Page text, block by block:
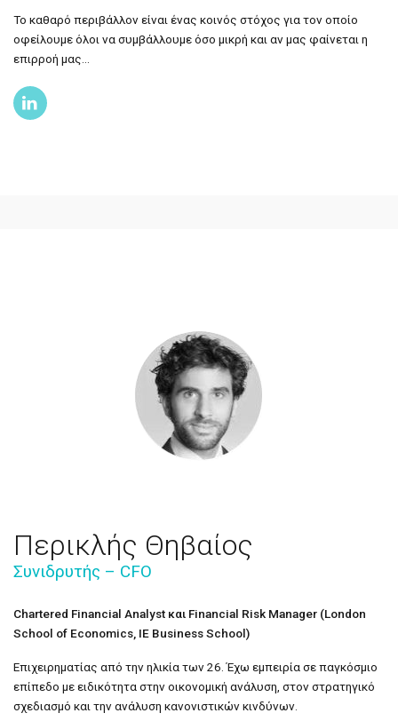
Το καθαρό περιβάλλον είναι ένας κοινός στόχος για τον οποίο
οφείλουμε όλοι να συμβάλλουμε όσο μικρή και αν μας φαίνεται η
επιρροή μας…
Περικλής Θηβαίος
Συνιδρυτής – CFO
Chartered Financial Analyst και Financial Risk Manager (London
School of Economics, IE Business School)
Επιχειρηματίας από την ηλικία των 26. Έχω εμπειρία σε παγκόσμιο
επίπεδο με ειδικότητα στην οικονομική ανάλυση, στον στρατηγικό
σχεδιασμό και την ανάλυση κανονιστικών κινδύνων.